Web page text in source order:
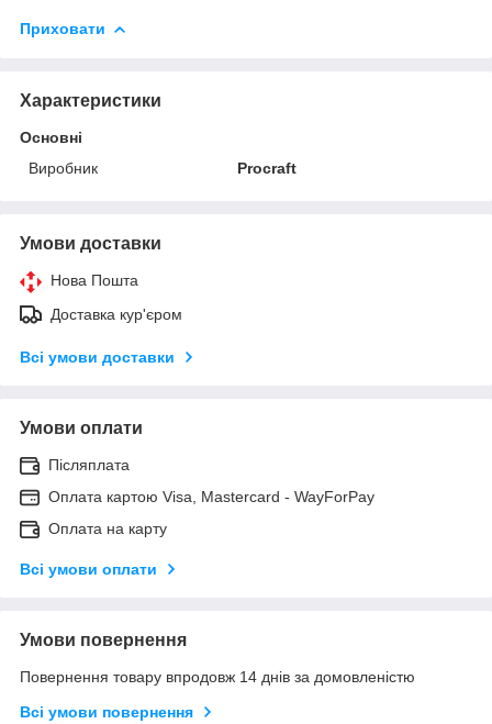
Приховати
Характеристики
Основні
Виробник
Procraft
Умови доставки
Нова Пошта
Доставка кур'єром
Всі умови доставки
Умови оплати
Післяплата
Оплата картою Visa, Mastercard - WayForPay
Оплата на карту
Всі умови оплати
Умови повернення
Повернення товару впродовж 14 днів за домовленістю
Всі умови повернення